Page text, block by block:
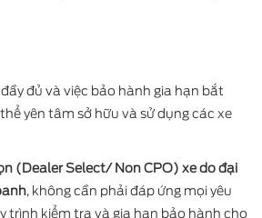
đủ và việc bảo hành gia hạn bắt
yên tâm sở hữu và sử dụng các xe
(Dealer Select/ Non CPO) xe do đại
, không cần phải đáp ứng mọi yêu
trình kiểm tra và gia hạn bảo hành cho